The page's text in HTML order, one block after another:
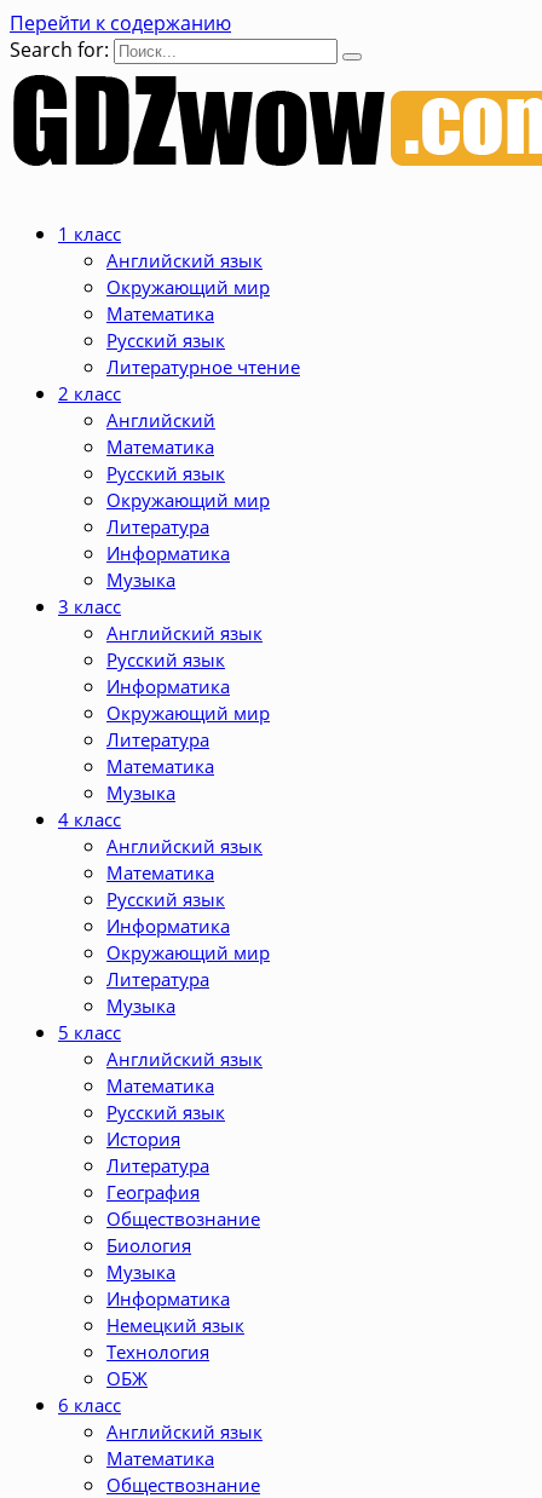
Перейти к содержанию
Search for:
1 класс
Английский язык
Окружающий мир
Математика
Русский язык
Литературное чтение
2 класс
Английский
Математика
Русский язык
Окружающий мир
Литература
Информатика
Музыка
3 класс
Английский язык
Русский язык
Информатика
Окружающий мир
Литература
Математика
Музыка
4 класс
Английский язык
Математика
Русский язык
Информатика
Окружающий мир
Литература
Музыка
5 класс
Английский язык
Математика
Русский язык
История
Литература
География
Обществознание
Биология
Музыка
Информатика
Немецкий язык
Технология
ОБЖ
6 класс
Английский язык
Математика
Обществознание